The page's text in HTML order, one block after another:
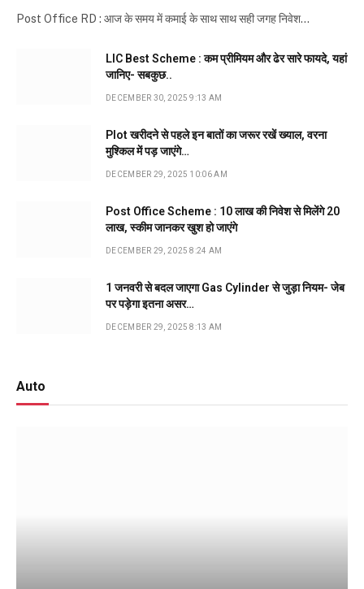
Post Office RD : आज के समय में कमाई के साथ साथ सही जगह निवेश…
LIC Best Scheme : कम प्रीमियम और ढेर सारे फायदे, यहां
जानिए- सबकुछ..
DECEMBER 30, 2025 9:13 AM
Plot खरीदने से पहले इन बातों का जरूर रखें ख्याल, वरना
मुश्किल में पड़ जाएंगे…
DECEMBER 29, 2025 10:06 AM
Post Office Scheme : 10 लाख की निवेश से मिलेंगे 20
लाख, स्कीम जानकर खुश हो जाएंगे
DECEMBER 29, 2025 8:24 AM
1 जनवरी से बदल जाएगा Gas Cylinder से जुड़ा नियम- जेब
पर पड़ेगा इतना असर…
DECEMBER 29, 2025 8:13 AM
Auto